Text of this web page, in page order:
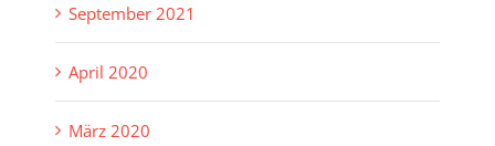
September 2021
April 2020
März 2020